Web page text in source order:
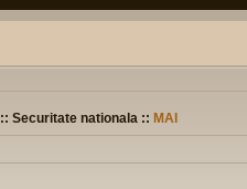
:: Securitate nationala :: MAI